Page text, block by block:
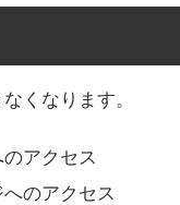
くなります。
アクセス
のアクセス